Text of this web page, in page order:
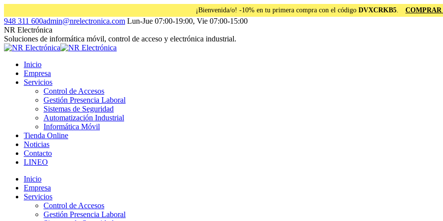
¡Bienvenida/o! -10% en tu primera compra con el código DVXCRKB5.
Saltar
al
contenido
Facebook
page
opens
in
window
Instagram
page
opens
in
window
Linkedin
page
opens
in
window
948 311 600admin@nrelectronica.com Lun-Jue 07:00-19:00, Vie 07:00-15:00
NR Electrónica
Soluciones de informática móvil, control de acceso y electrónica industrial.
Inicio
Empresa
Servicios
Control de Accesos
Gestión Presencia Laboral
Sistemas de Seguridad
Automatización Industrial
Informática Móvil
Tienda Online
Noticias
Contacto
LINEO
Inicio
Empresa
Servicios
Control de Accesos
Gestión Presencia Laboral